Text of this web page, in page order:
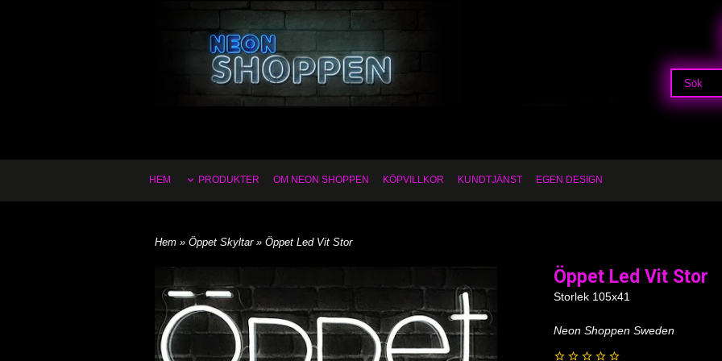
HEM PRODUKTER OM NEON SHOPPEN KÖPVILLKOR KUNDTJÄNST EGEN DESIGN
Hem » Öppet Skyltar » Öppet Led Vit Stor
Öppet Led Vit Stor
Storlek 105x41
Neon Shoppen Sweden